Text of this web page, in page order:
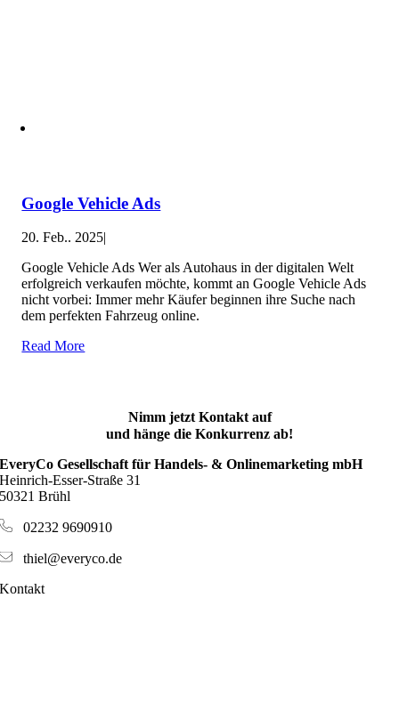
Google Vehicle Ads
20. Feb.. 2025|
Google Vehicle Ads Wer als Autohaus in der digitalen Welt
erfolgreich verkaufen möchte, kommt an Google Vehicle Ads
nicht vorbei: Immer mehr Käufer beginnen ihre Suche nach
dem perfekten Fahrzeug online.
Read More
Nimm jetzt Kontakt auf
und hänge die Konkurrenz ab!
EveryCo Gesellschaft für Handels- & Onlinemarketing mbH
Heinrich-Esser-Straße 31
50321 Brühl
02232 9690910
thiel@everyco.de
Kontakt